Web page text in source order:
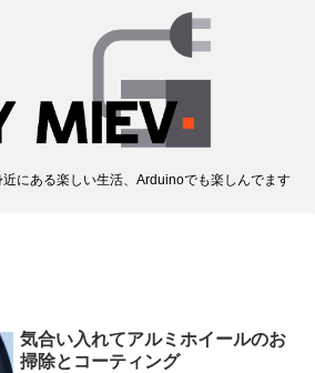
にある楽しい生活、Arduinoでも楽しんでます
気合い入れてアルミホイールのお
掃除とコーティング